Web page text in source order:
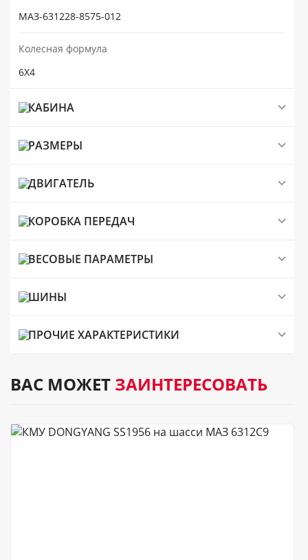
МАЗ-631228-8575-012
Колесная формула
6Х4
КАБИНА
РАЗМЕРЫ
ДВИГАТЕЛЬ
КОРОБКА ПЕРЕДАЧ
ВЕСОВЫЕ ПАРАМЕТРЫ
ШИНЫ
ПРОЧИЕ ХАРАКТЕРИСТИКИ
ВАС МОЖЕТ ЗАИНТЕРЕСОВАТЬ